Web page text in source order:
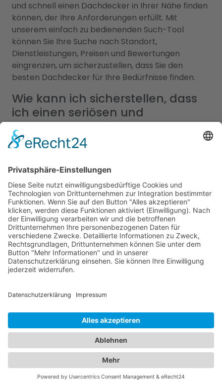
und schnell einen Dachdecker in Ihrer Nähe finden
können, der Ihre Anforderungen erfüllt. Mit
unserem einfach zu bedienenden Such-Tool
können Sie Ihre Suche nach Standort,
Dienstleistungen, Preisen und Bewertungen
eingrenzen, um sicherzustellen, dass Sie den
besten Dachdecker für Ihre Bedürfnisse finden.
Wie kann ich sicherstellen, dass
ich einen seriösen und
vertrauenswürdigen Dachdecker
in meiner Nähe finde?
vertrauenswürdigen Dachdecker in Ihrer Nähe
finden, um sicherzustellen, dass Ihre
Dachdeckerarbeiten professionell und sicher
durchgeführt werden. Hier sind einige Tipps, die
Ihnen helfen können, einen vertrauenswürdigen
Dachdecker zu finden: Überprüfen Sie die
Referenzen: Bitten Sie den Dachdecker um
Referenzen und überprüfen Sie diese gründlich.
Lesen Sie Kundenbewertungen online und fragen
Sie Freunde und Nachbarn nach ihrer Erfahrung
Lizenzierung: Stellen Sie sicher, dass der
Dachdecker, den Sie in Betracht ziehen, lizenziert
und versichert ist. Eine ordnungsgemäße
Lizenzierung und Versicherung zeigt, dass der
Dachdecker seriös und professionell ist. Fragen Sie
nach Garantien: Stellen Sie sicher, dass der
Dachdecker eine Garantie auf seine Arbeit bietet.
Eine Garantie gibt Ihnen die Gewissheit, dass der